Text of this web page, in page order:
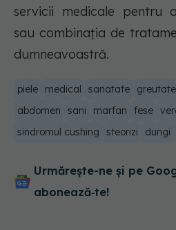
servicii medicale pentru
sau combinația de
dumneavoastră.
piele medical sanatate greutate
abdomen
sani marfan fese
sindromul cushing
steorizi dungi
Urmărește-ne și pe
abonează‑te!